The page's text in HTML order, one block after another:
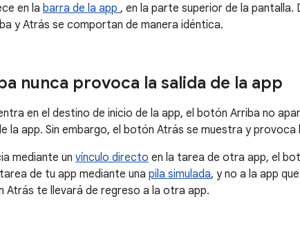
en la barra de la app , en la parte superior de la
y Atrás se comportan de manera idéntica.
nunca provoca la salida de la app
en el destino de inicio de la app, el botón Arriba no
la app. Sin embargo, el botón Atrás se muestra y provoca
mediante un vínculo directo en la tarea de otra app, el
de tu app mediante una pila simulada, y no a la app
Atrás te llevará de regreso a la otra app.